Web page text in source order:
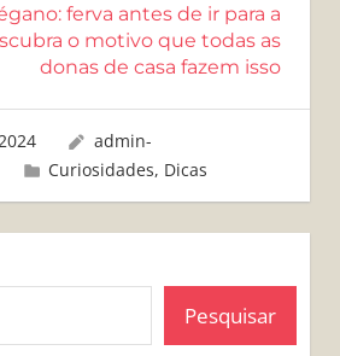
ferva antes de ir para a
o motivo que todas as
donas de casa fazem isso
admin-
Curiosidades, Dicas
Pesquisar